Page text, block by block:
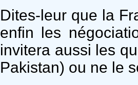
Dites-leur que la
enfin les
invitera aussi les
Pakistan) ou ne le